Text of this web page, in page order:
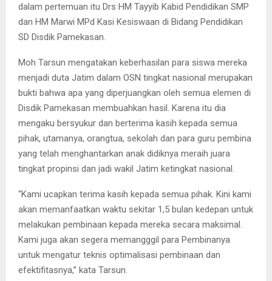
dalam pertemuan itu Drs HM Tayyib Kabid Pendidikan SMP
dan HM Marwi MPd Kasi Kesiswaan di Bidang Pendidikan
SD Disdik Pamekasan.
Moh Tarsun mengatakan keberhasilan para siswa mereka
menjadi duta Jatim dalam OSN tingkat nasional merupakan
bukti bahwa apa yang diperjuangkan oleh semua elemen di
Disdik Pamekasan membuahkan hasil. Karena itu dia
mengaku bersyukur dan berterima kasih kepada semua
pihak, utamanya, orangtua, sekolah dan para guru pembina
yang telah menghantarkan anak didiknya meraih juara
tingkat propinsi dan jadi wakil Jatim ketingkat nasional.
“Kami ucapkan terima kasih kepada semua pihak. Kini kami
akan memanfaatkan waktu sekitar 1,5 bulan kedepan untuk
melakukan pembinaan kepada mereka secara maksimal.
Kami juga akan segera memangggil para Pembinanya
untuk mengatur teknis optimalisasi pembinaan dan
efektifitasnya,” kata Tarsun.